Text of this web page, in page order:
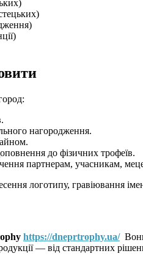
нагородження.
до фізичних трофеїв.
партнерам, учасникам,
логотипу, гравіювання
https://dneprtrophy.ua/
— від стандартних